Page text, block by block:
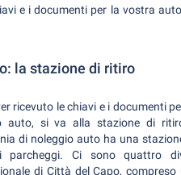
e i documenti per la vostra
la stazione di ritiro
ricevuto le chiavi e i documenti
auto, si va alla stazione di
di noleggio auto ha una
parcheggi. Ci sono quattro
di Città del Capo,